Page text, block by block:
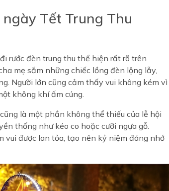
Tết Trung Thu
rước đèn trung thu thể hiện rất rõ trên
mẹ sắm những chiếc lồng đèn lộng lẫy,
Người lớn cũng cảm thấy vui không kém vì
không khí ấm cúng.
là một phần không thể thiếu của lễ hội
thống như kéo co hoặc cưỡi ngựa gỗ.
được lan tỏa, tạo nên kỷ niệm đáng nhớ